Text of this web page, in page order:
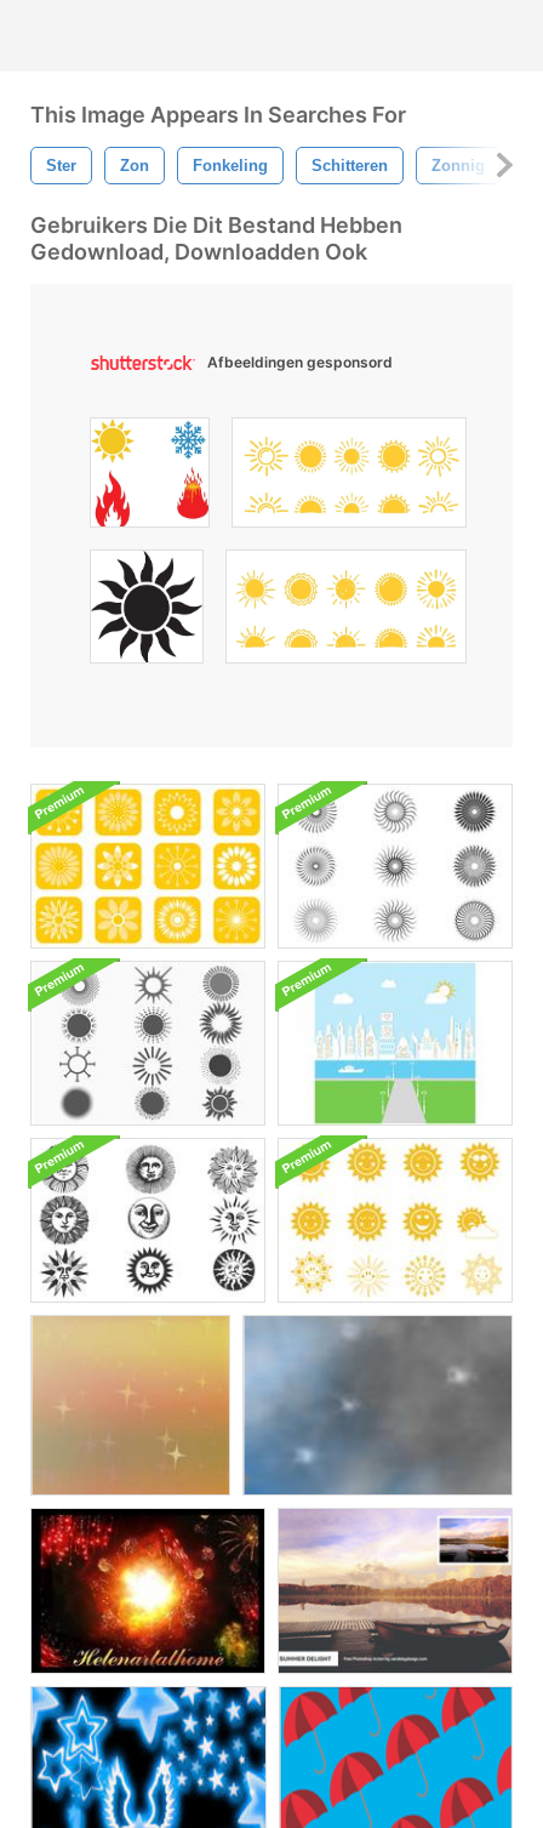
This Image Appears In Searches For
Ster Zon Fonkeling Schitteren Zonnig
Gebruikers Die Dit Bestand Hebben
Gedownload, Downloadden Ook
Afbeeldingen gesponsord